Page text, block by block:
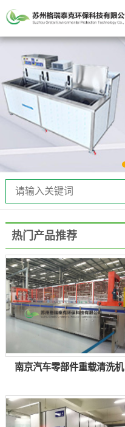
热门产品推荐
南京汽车零部件重载清洗机